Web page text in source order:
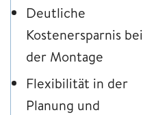
Deutliche
Kostenersparnis bei
der Montage
Flexibilität in der
Planung und